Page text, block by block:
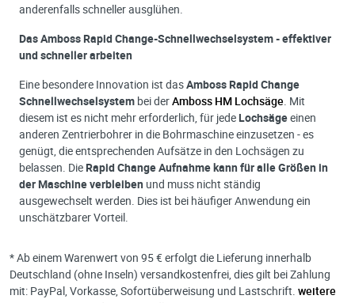
anderenfalls schneller ausglühen.
Das Amboss Rapid Change-Schnellwechselsystem - effektiver
und schneller arbeiten
Eine besondere Innovation ist dasAmboss Rapid Change
Schnellwechselsystem bei derAmboss HM Lochsäge. Mit
diesem ist es nicht mehr erforderlich, für jede Lochsägeeinen
anderen Zentrierbohrer in die Bohrmaschine einzusetzen - es
genügt, die entsprechenden Aufsätze in den Lochsägen zu
belassen. Die Rapid Change Aufnahme kann für alle Größen in
der Maschine verbleiben und muss nicht ständig
ausgewechselt werden. Dies ist bei häufiger Anwendung ein
unschätzbarer Vorteil.
* Ab einem Warenwert von 95 € erfolgt die Lieferung innerhalb
Deutschland (ohne Inseln) versandkostenfrei, dies gilt bei Zahlung
mit: PayPal, Vorkasse, Sofortüberweisung und Lastschrift. weitere